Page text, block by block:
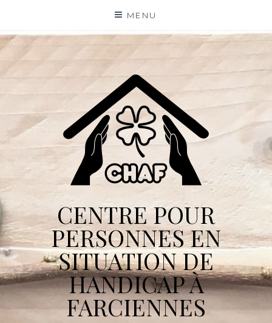
content
MENU
CENTRE POUR
PERSONNES EN
SITUATION DE
HANDICAP À
FARCIENNES